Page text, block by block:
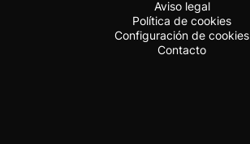
Aviso legal
Política de cookies
Configuración de cookies
Contacto